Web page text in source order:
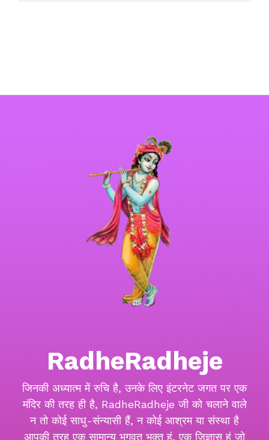
RadheRadheje
जिनकी अध्यात्म में रुचि है, उनके लिए इंटरनेट जगत पर एक
मंदिर की तरह ही है, RadheRadheje जी को चलाने वाले
न तो कोई साधु-संन्यासी हैं, न कोई आश्रम या संस्था है
आपकी तरह एक सामान्य भगवत भक्त हूं, एक जिज्ञासु हूं जो